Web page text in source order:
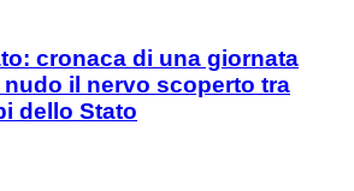
cronaca di una giornata
il nervo scoperto tra
dello Stato